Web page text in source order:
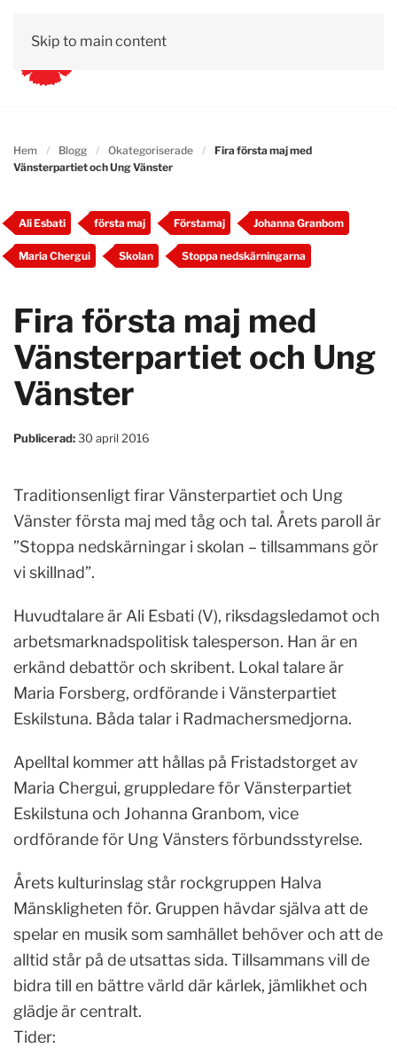
Skip to main content
Hem Blogg Okategoriserade
Fira första maj med
Vänsterpartiet och Ung Vänster
Ali Esbati första maj Förstamaj Johanna Granbom
Maria Chergui Skolan Stoppa nedskärningarna
Fira första maj med
Vänsterpartiet och Ung
Vänster
Publicerad:30 april 2016
Traditionsenligt firar Vänsterpartiet och Ung
Vänster första maj med tåg och tal. Årets paroll är
”Stoppa nedskärningar i skolan – tillsammans gör
vi skillnad”.
Huvudtalare är Ali Esbati (V), riksdagsledamot och
arbetsmarknadspolitisk talesperson. Han är en
erkänd debattör och skribent. Lokal talare är
Maria Forsberg, ordförande i Vänsterpartiet
Eskilstuna. Båda talar i Radmachersmedjorna.
Apelltal kommer att hållas på Fristadstorget av
Maria Chergui, gruppledare för Vänsterpartiet
Eskilstuna och Johanna Granbom, vice
ordförande för Ung Vänsters förbundsstyrelse.
Årets kulturinslag står rockgruppen Halva
Mänskligheten för. Gruppen hävdar själva att de
spelar en musik som samhället behöver och att de
alltid står på de utsattas sida. Tillsammans vill de
bidra till en bättre värld där kärlek, jämlikhet och
glädje är centralt.
Tider: